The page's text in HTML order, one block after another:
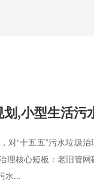
对“十五五”污水垃圾
理核心短板：老旧管
水...